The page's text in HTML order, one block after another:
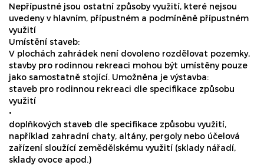
Nepřípustné jsou ostatní způsoby využití, které nejsou
uvedeny v hlavním, přípustném a podmíněně přípustném
využití
Umístění staveb:
V plochách zahrádek není dovoleno rozdělovat pozemky,
stavby pro rodinnou rekreaci mohou být umístěny pouze
jako samostatně stojící. Umožněna je výstavba:
staveb pro rodinnou rekreaci dle specifikace způsobu
využití
•
doplňkových staveb dle specifikace způsobu využití,
například zahradní chaty, altány, pergoly nebo účelová
zařízení sloužící zemědělskému využití (sklady nářadí,
sklady ovoce apod.)